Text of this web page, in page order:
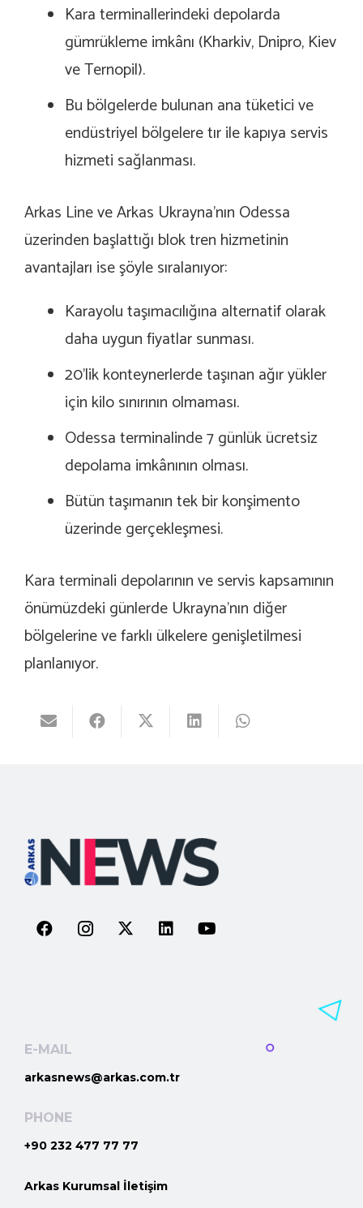
Kara terminallerindeki depolarda
gümrükleme imkânı (Kharkiv, Dnipro, Kiev
ve Ternopil).
Bu bölgelerde bulunan ana tüketici ve
endüstriyel bölgelere tır ile kapıya servis
hizmeti sağlanması.
Arkas Line ve Arkas Ukrayna’nın Odessa
üzerinden başlattığı blok tren hizmetinin
avantajları ise şöyle sıralanıyor:
Karayolu taşımacılığına alternatif olarak
daha uygun fiyatlar sunması.
20’lik konteynerlerde taşınan ağır yükler
için kilo sınırının olmaması.
Odessa terminalinde 7 günlük ücretsiz
depolama imkânının olması.
Bütün taşımanın tek bir konşimento
üzerinde gerçekleşmesi.
Kara terminali depolarının ve servis kapsamının
önümüzdeki günlerde Ukrayna’nın diğer
bölgelerine ve farklı ülkelere genişletilmesi
planlanıyor.
E-MAIL
arkasnews@arkas.com.tr
PHONE
+90 232 477 77 77
Arkas Kurumsal İletişim